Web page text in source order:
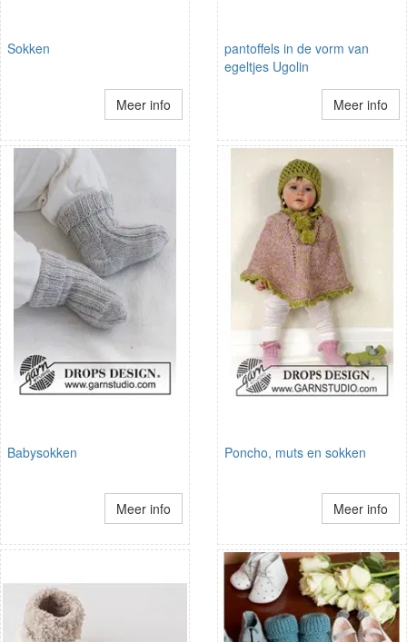
Sokken
Meer info
pantoffels in de vorm van
egeltjes Ugolin
Meer info
Babysokken
Meer info
Poncho, muts en sokken
Meer info